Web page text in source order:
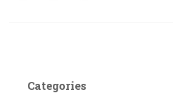
Categories